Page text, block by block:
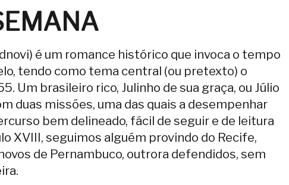
é um romance histórico que invoca o tempo
tendo como tema central (ou pretexto) o
Um brasileiro rico, Julinho de sua graça, ou Júlio
duas missões, uma das quais a desempenhar
bem delineado, fácil de seguir e de leitura
XVIII, seguimos alguém provindo do Recife,
de Pernambuco, outrora defendidos, sem